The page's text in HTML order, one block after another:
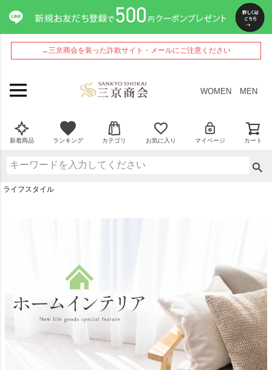
→三京商会を装った詐欺サイト・メールにご注意ください
WOMEN MEN
新着商品 ランキング カテゴリ お気に入り マイページ カート
ライフスタイル